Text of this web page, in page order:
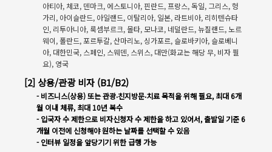
아티아, 체코, 덴마크, 에스토니아, 핀란드, 프랑스, 독일, 그리스, 헝
가리, 아이슬란드, 아일랜드, 이탈리아, 일본, 라트비아, 리히텐슈타
인, 리투아니아, 룩셈부르크, 몰타, 모나코, 네덜란드, 뉴질랜드, 노르
웨이, 폴란드, 포르투갈, 산마리노, 싱가포르, 슬로바키아, 슬로베니
아, 대한민국, 스페인, 스웨덴, 스위스, 대만(화교는 해당 무, 비자 필
요), 영국
[2] 상용/관광 비자 (B1/B2)
- 비즈니스(상용) 또는 관광‧친지방문‧치료 목적을 위해 필요, 최대 6개
월 이내 체류, 최대 10년 복수
- 입국자 수 제한으로 비자신청자 수 제한을 하고 있어서, 출발일 기준 6
개월 이전에 신청해야 원하는 날짜를 선택할 수 있음
- 인터뷰 일정을 앞당기기 위한 급행 가능